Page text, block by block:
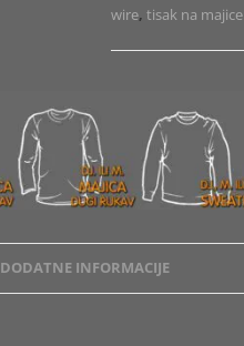
količina
wire,tisak na majice
DODATNE INFORMACIJE